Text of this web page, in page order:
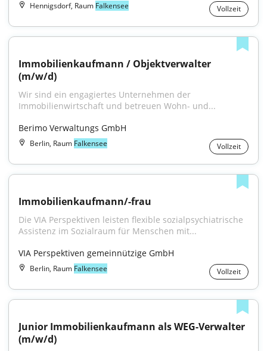
Hennigsdorf, Raum Falkensee Vollzeit
Immobilienkaufmann / Objektverwalter
(m/w/d)
Wir sind ein engagiertes Unternehmen der
Immobilienwirtschaft und betreuen Wohn- und...
Berimo Verwaltungs GmbH
Berlin, Raum Falkensee Vollzeit
Immobilienkaufmann/-frau
Die VIA Perspektiven leisten flexible sozialpsychiatrische
Assistenz im Sozialraum für Menschen mit...
VIA Perspektiven gemeinnützige GmbH
Berlin, Raum Falkensee Vollzeit
Junior Immobilienkaufmann als WEG-Verwalter
(m/w/d)